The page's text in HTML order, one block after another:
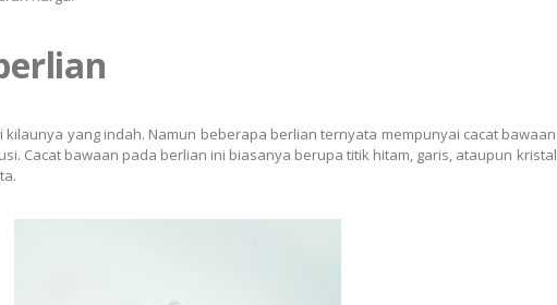
kilaunya yang indah. Namun beberapa berlian ternyata mempunyai cacat bawaan
Cacat bawaan pada berlian ini biasanya berupa titik hitam, garis, ataupun kristal